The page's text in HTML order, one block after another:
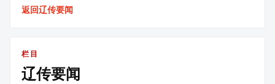
返回辽传要闻
栏目
辽传要闻